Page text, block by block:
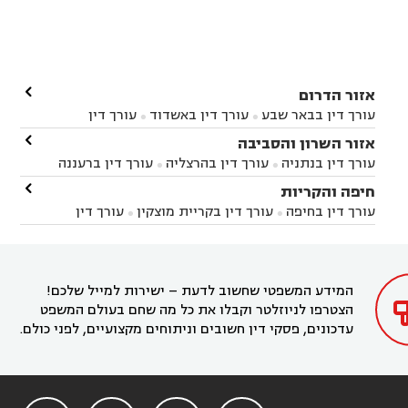
אזור הדרום
עורך דין בבאר שבע  עורך דין באשדוד 
עורך דין
באשקלון
עורך דין בבאר טוביה עורך דין בגן יבנה
עורך דין בניר הבנים עורך דין בערד
זיקים
עורך דין בנתיבות עורך דין בקרית מלאכי

אזור השרון והסביבה
עורך דין בנתניה  עורך דין בהרצליה  עורך דין ברעננה
עורך דין בחדרה עורך דין בכפר סבא
עורך דין בהוד
השרון
עורך דין באבן יהודה
עורך דין בחריש עורך דין בקיסריה עורך דין בקדימה

חיפה והקריות
עורך דין בחיפה  עורך דין בקריית מוצקין 
עורך דין
בקרית מוצקין
עורך דין בקריית אתא
עורך דין

המידע המשפטי שחשוב לדעת – ישירות למייל שלכם!
הצטרפו לניוזלטר וקבלו את כל מה שחם בעולם המשפט
עדכונים, פסקי דין חשובים וניתוחים מקצועיים, לפני כולם.